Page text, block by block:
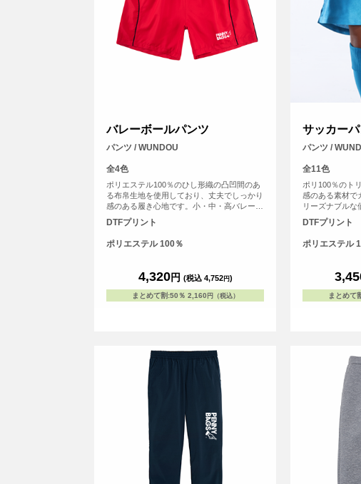
バレーボールパンツ
パンツ / WUNDOU
全4色
ポリエステル100％のひし形織の凸凹間のあ
る布帛生地を使用しており、丈夫でしっかり
感のある履き心地です。小・中・高バレー部
のゲームパンツ、セカンドユニフォームに。
短めのスポーツショーツとして幅広い分野で
もご利用いただけます。
DTFプリント
ポリエステル 100％
4,320円 (税込 4,752円)
まとめて割:50％ 2,160 円（税込）
サッカー
パンツ /
全11色
ポリ100％のト
感のある素材で
リーズナブルな
ぴったり。洗
性があり、サッ
広い分野でプ
高いアイテムで
DTFプリント
ポリエステル
まとめて